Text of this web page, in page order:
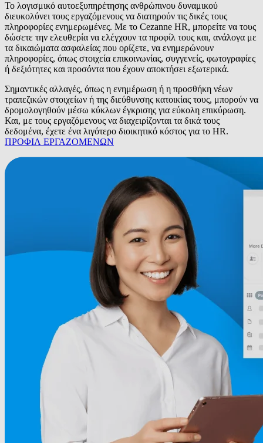
Το λογισμικό αυτοεξυπηρέτησης ανθρώπινου δυναμικού
διευκολύνει τους εργαζόμενους να διατηρούν τις δικές τους
πληροφορίες ενημερωμένες. Με το Cezanne HR, μπορείτε να τους
δώσετε την ελευθερία να ελέγχουν τα προφίλ τους και, ανάλογα με
τα δικαιώματα ασφαλείας που ορίζετε, να ενημερώνουν
πληροφορίες, όπως στοιχεία επικοινωνίας, συγγενείς, φωτογραφίες
ή δεξιότητες και προσόντα που έχουν αποκτήσει εξωτερικά.
Σημαντικές αλλαγές, όπως η ενημέρωση ή η προσθήκη νέων
τραπεζικών στοιχείων ή της διεύθυνσης κατοικίας τους, μπορούν να
δρομολογηθούν μέσω κύκλων έγκρισης για εύκολη επικύρωση.
Και, με τους εργαζόμενους να διαχειρίζονται τα δικά τους
δεδομένα, έχετε ένα λιγότερο διοικητικό κόστος για το HR.
ΠΡΟΦΙΛ ΕΡΓΑΖΟΜΕΝΩΝ